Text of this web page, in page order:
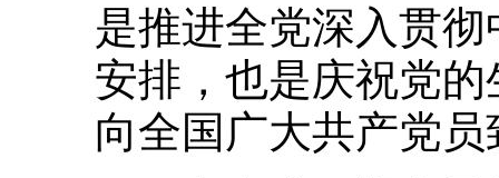
是推进全党深入贯
安排，也是庆祝党
向全国广大共产党